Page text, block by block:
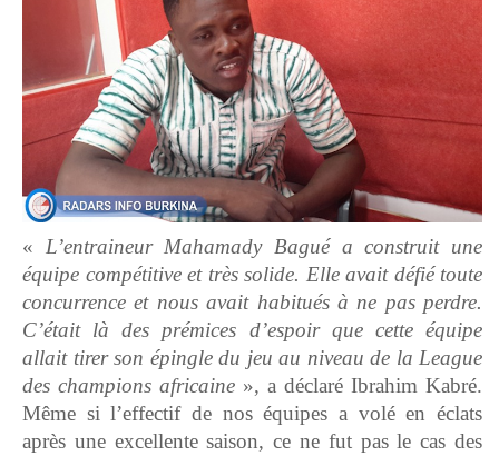
« L’entraineur Mahamady Bagué a construit une
équipe compétitive et très solide. Elle avait défié toute
concurrence et nous avait habitués à ne pas perdre.
C’était là des prémices d’espoir que cette équipe
allait tirer son épingle du jeu au niveau de la League
des champions africaine », a déclaré Ibrahim Kabré.
Même si l’effectif de nos équipes a volé en éclats
après une excellente saison, ce ne fut pas le cas des